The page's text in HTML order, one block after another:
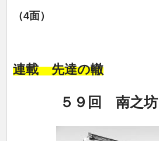
（4面）
連載 先達の轍
５９回 南之坊